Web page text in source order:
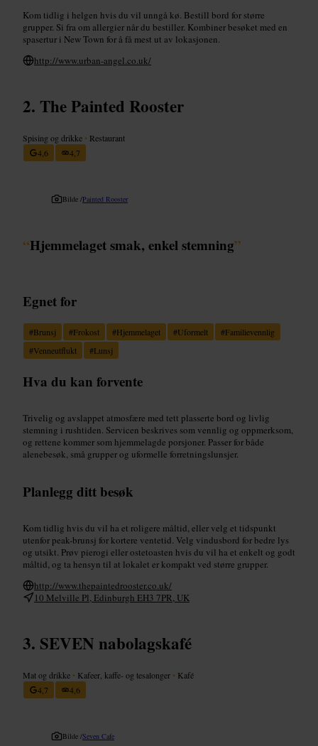
Kom tidlig i helgen hvis du vil unngå kø. Bestill bord for større
grupper. Si fra om allergier når du bestiller. Kombiner besøket med en
spasertur i New Town for å få mest ut av lokasjonen.
http://www.urban-angel.co.uk/
The Painted Rooster
Spising og drikke • Restaurant
4,6
4,7
Bilde /Painted Rooster
“Hjemmelaget smak, enkel stemning”
Egnet for
#Brunsj #Frokost #Hjemmelaget #Uformelt #Familievennlig
#Venneutflukt #Lunsj
Hva du kan forvente
Trivelig og avslappet atmosfære med tett plasserte bord og livlig
stemning i rushtiden. Servicen beskrives som vennlig og oppmerksom,
og rettene kommer som hjemmelagde porsjoner. Passer for både
alenebesøk, små grupper og uformelle forretningslunsjer.
Planlegg ditt besøk
Kom tidlig hvis du vil ha et roligere måltid, eller velg et tidspunkt
utenfor peak-brunsj for kortere ventetid. Velg vindusbord for bedre lys
og utsikt. Prøv pierogi eller ostetoasten hvis du vil ha et enkelt og godt
måltid, og ta hensyn til at lokalet er kompakt ved større grupper.
http://www.thepaintedrooster.co.uk/
10 Melville Pl, Edinburgh EH3 7PR, UK
SEVEN nabolagskafé
Mat og drikke • Kafeer, kaffe- og tesalonger • Kafé
4,7
4,6
Bilde /Seven Cafe